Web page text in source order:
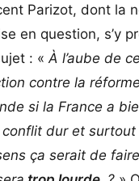
Parizot, dont la
en question, s’y
: « À l’aube de
contre la
si la France a
dur et surtout
ça serait de faire